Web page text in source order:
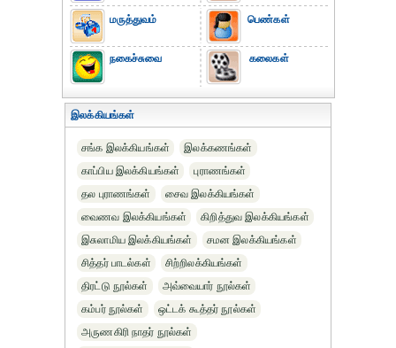
மருத்துவம்
நகைச்சுவை
பெண்கள்
கலைகள்
இலக்கியங்கள்
சங்க இலக்கியங்கள்
இலக்கணங்கள்
காப்பிய இலக்கியங்கள்
புராணங்கள்
தல புராணங்கள்
சைவ இலக்கியங்கள்
வைணவ இலக்கியங்கள்
கிறித்துவ இலக்கியங்கள்
இசுலாமிய இலக்கியங்கள்
சமன இலக்கியங்கள்
சித்தர் பாடல்கள்
சிற்றிலக்கியங்கள்
திரட்டு நூல்கள்
அவ்வையார் நூல்கள்
கம்பர் நூல்கள்
ஒட்டக் கூத்தர் நூல்கள்
அருணகிரி நாதர் நூல்கள்